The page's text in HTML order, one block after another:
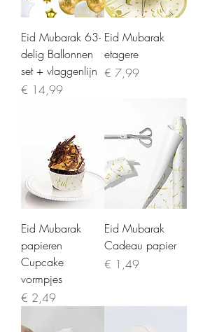
Eid Mubarak 63-
delig Ballonnen
set + vlaggenlijn
Prijs
€ 14,99
Eid Mubarak
etagere
Prijs
€ 7,99
Eid Mubarak
papieren
Cupcake
vormpjes
Prijs
€ 2,49
Eid Mubarak
Cadeau papier
Prijs
€ 1,49